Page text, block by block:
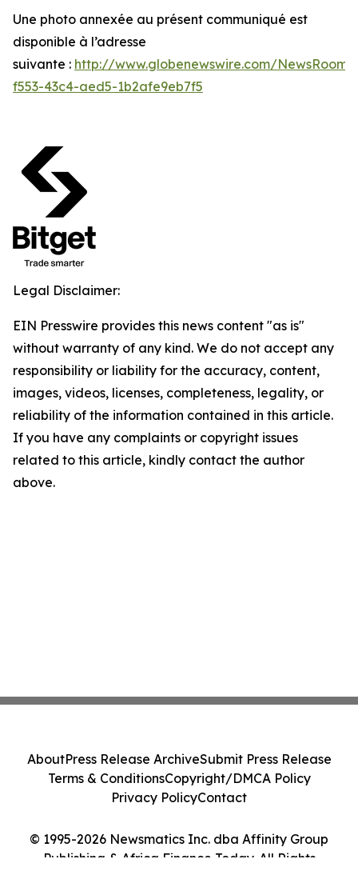
Une photo annexée au présent communiqué est
disponible à l’adresse
suivante : http://www.globenewswire.com/
f553-43c4-aed5-1b2afe9eb7f5
Legal Disclaimer:
EIN Presswire provides this news content "as is"
without warranty of any kind. We do not accept any
responsibility or liability for the accuracy, content,
images, videos, licenses, completeness, legality, or
reliability of the information contained in this article.
If you have any complaints or copyright issues
related to this article, kindly contact the author
above.
© 1995-2026 Newsmatics Inc. dba Affinity Group
Publishing & Africa Finance Today. All Rights
AboutPress Release ArchiveSubmit Press Release
Terms & ConditionsCopyright/DMCA Policy
Privacy PolicyContact